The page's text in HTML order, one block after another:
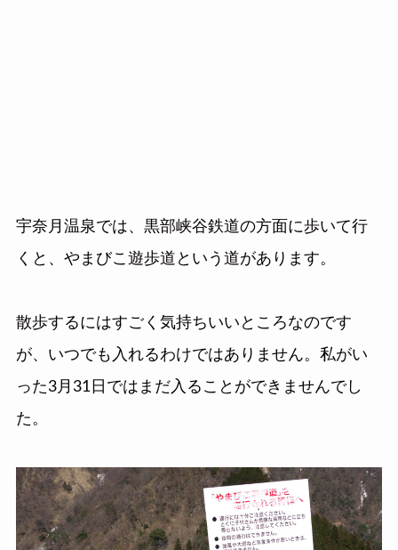
宇奈月温泉では、黒部峡谷鉄道の方面に歩いて行
くと、やまびこ遊歩道という道があります。
散歩するにはすごく気持ちいいところなのです
が、いつでも入れるわけではありません。私がい
った3月31日ではまだ入ることができませんでし
た。